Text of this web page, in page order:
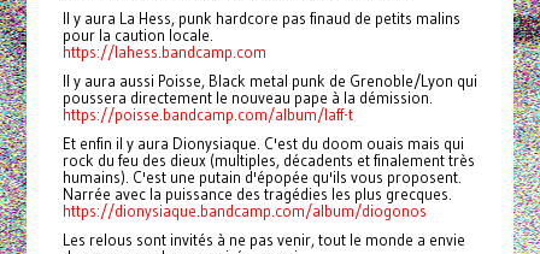
Il y aura La Hess, punk hardcore pas finaud de petits malins
pour la caution locale.
https://lahess.bandcamp.com
Il y aura aussi Poisse, Black metal punk de Grenoble/Lyon qui
poussera directement le nouveau pape à la démission.
https://poisse.bandcamp.com/album/laff-t
Et enfin il y aura Dionysiaque. C'est du doom ouais mais qui
rock du feu des dieux (multiples, décadents et finalement très
humains). C'est une putain d'épopée qu'ils vous proposent.
Narrée avec la puissance des tragédies les plus grecques.
https://dionysiaque.bandcamp.com/album/diogonos
Les relous sont invités à ne pas venir, tout le monde a envie